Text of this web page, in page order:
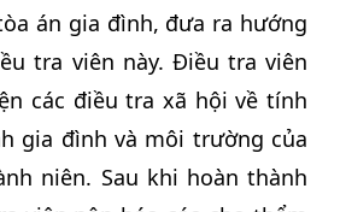
án gia đình, đưa ra hướng
tra viên này. Điều tra viên
các điều tra xã hội về tính
gia đình và môi trường của
niên. Sau khi hoàn thành